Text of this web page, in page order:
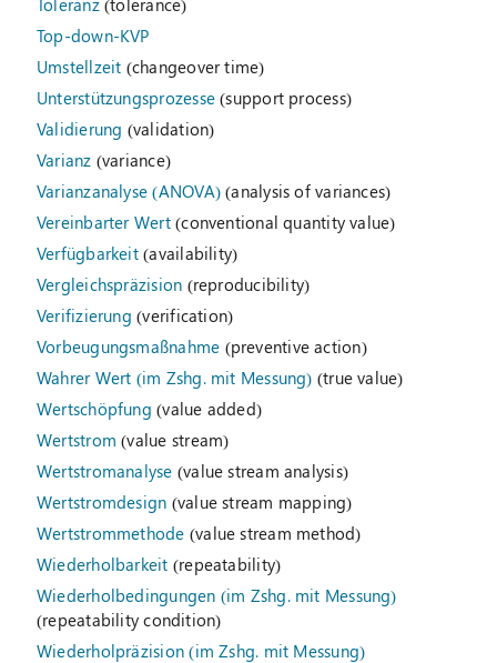
Toleranz(tolerance)
Top-down-KVP
Umstellzeit (changeover time)
Unterstützungsprozesse(support process)
Validierung (validation)
Varianz (variance)
Varianzanalyse (ANOVA)(analysis of variances)
Vereinbarter Wert(conventional quantity value)
Verfügbarkeit(availability)
Vergleichspräzision (reproducibility)
Verifizierung (verification)
Vorbeugungsmaßnahme (preventive action)
Wahrer Wert (im Zshg. mit Messung) (true value)
Wertschöpfung (value added)
Wertstrom (value stream)
Wertstromanalyse (value stream analysis)
Wertstromdesign (value stream mapping)
Wertstrommethode (value stream method)
Wiederholbarkeit (repeatability)
Wiederholbedingungen (im Zshg. mit Messung)
(repeatability condition)
Wiederholpräzision (im Zshg. mit Messung)